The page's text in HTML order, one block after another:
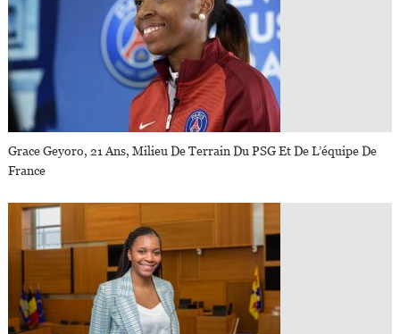
Grace Geyoro, 21 Ans, Milieu De Terrain Du PSG Et De L’équipe De
France